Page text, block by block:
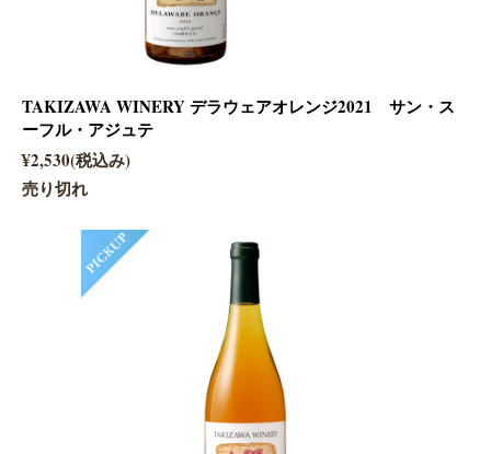
TAKIZAWA WINERY デラウェアオレンジ2021 サン・ス
ーフル・アジュテ
¥2,530(税込み)
売り切れ